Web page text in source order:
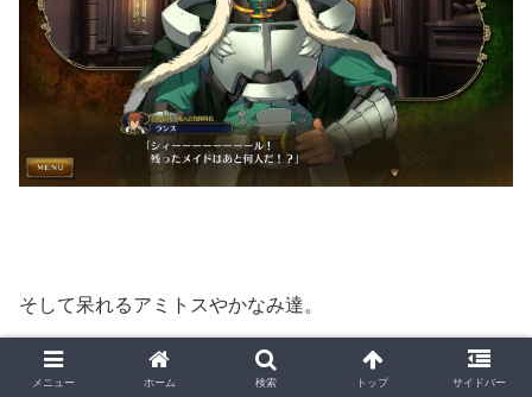
そして呆れるアミトスやかなみ達。
メニュー ホーム 検索 トップ サイドバー